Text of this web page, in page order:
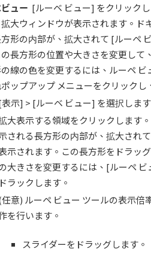
ュー [ルーベ ビュー] をクリック
大ウィンドウが表示されます。ド
形の内部が、拡大されて [ルーペ
長方形の位置や大きさを変更して
線の色を変更するには、ルーペ
ップアップ メニューをクリックし
示] > [ルーベ ビュー] を選択します
大表示する領域をクリックします
される長方形の内部が、拡大され
示されます。この長方形をドラッ
大きさを変更するには、[ルーペ
ドラックします。
意) ルーペ ビュー ツールの表示
を行います。
スライダーをドラッグします。